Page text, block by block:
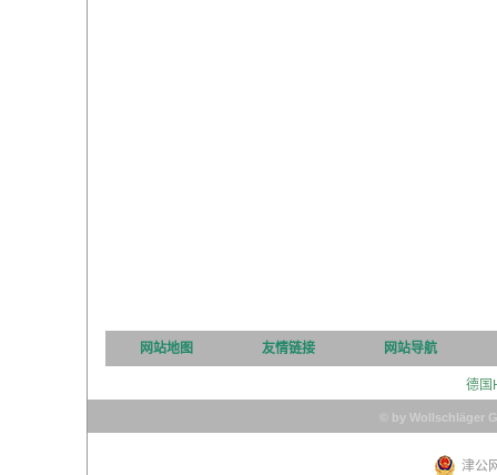
网站地图 友情链接 网站导航
德国
© by Wollschläger
津公